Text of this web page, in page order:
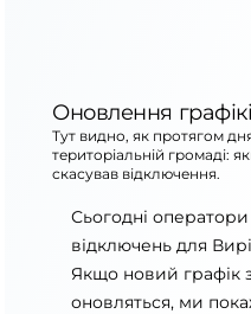
Оновлення
Тут видно, як протягом
територіальній громаді:
скасував відключення.
Сьогодні
відключень для
Якщо новий графік
оновляться, ми